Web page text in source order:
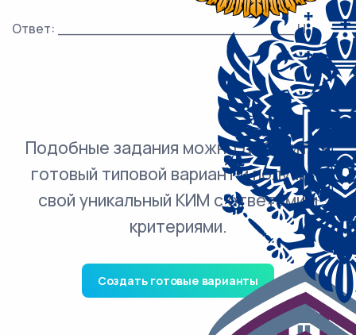
Ответ: ___________________________ Н.
Подобные задания можно добавить в
готовый типовой вариант и получить
свой уникальный КИМ с ответами и
критериями.
Создать готовые варианты